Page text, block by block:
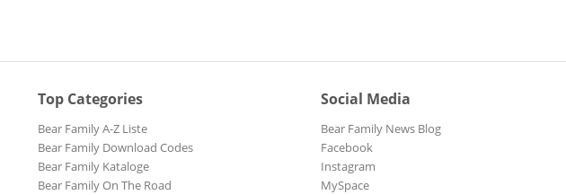
Top Categories
Bear Family A-Z Liste
Bear Family Download Codes
Bear Family Kataloge
Bear Family On The Road
Social Media
Bear Family News Blog
Facebook
Instagram
MySpace